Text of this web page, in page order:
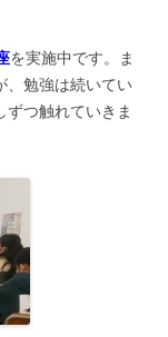
を実施中です。ま
、勉強は続いてい
ずつ触れていきま